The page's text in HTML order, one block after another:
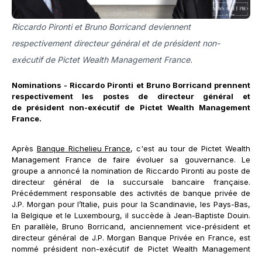
Riccardo Pironti et Bruno Borricand deviennent
respectivement directeur général et de président non-
exécutif de Pictet Wealth Management France.
Nominations - Riccardo Pironti et Bruno Borricand prennent
respectivement les postes de directeur général et
de président non-exécutif de Pictet Wealth Management
France.
Après Banque Richelieu France, c'est au tour de Pictet Wealth
Management France de faire évoluer sa gouvernance. Le
groupe a annoncé la nomination de Riccardo Pironti au poste de
directeur général de la succursale bancaire française.
Précédemment responsable des activités de banque privée de
J.P. Morgan pour l’Italie, puis pour la Scandinavie, les Pays-Bas,
la Belgique et le Luxembourg, il succède à Jean-Baptiste Douin.
En parallèle, Bruno Borricand, anciennement vice-président et
directeur général de J.P. Morgan Banque Privée en France, est
nommé président non-exécutif de Pictet Wealth Management